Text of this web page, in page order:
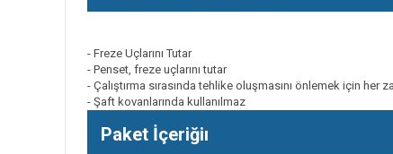
- Freze Uçlarını Tutar
- Penset, freze uçlarını tutar
- Çalıştırma sırasında tehlike oluşmasını önlemek için her
- Şaft kovanlarında kullanılmaz
Paket İçeriğiı